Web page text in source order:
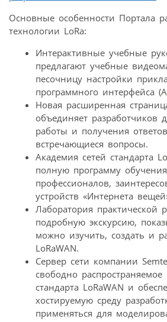
Основные особенности Портала
технологии LoRa:
Интерактивные учебные
предлагают учебные
песочницу настройки
программного интерфейса
Новая расширенная
объединяет разработчиков
работы и получения
встречающиеся вопросы.
Академия сетей стандарта
полную программу
профессионалов,
устройств «Интернета
Лаборатория практической
подробную экскурсию,
можно изучить, создать и
LoRaWAN.
Сервер сети компании
свободно
стандарта LoRaWAN и
хостируемую среду
применяться для